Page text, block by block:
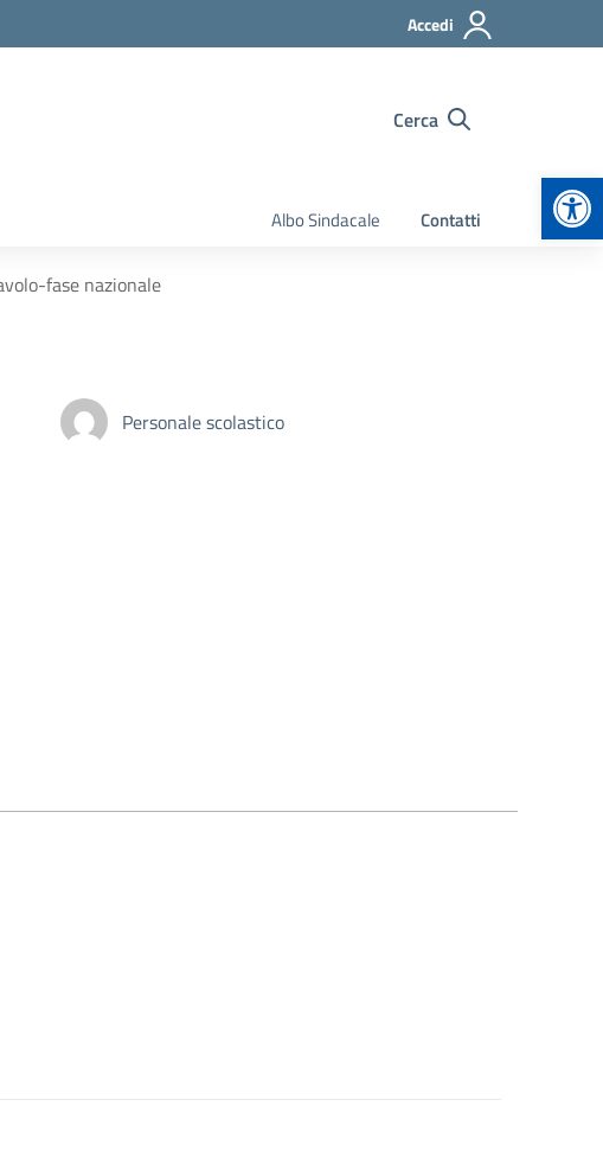
Accedi
Cerca
Albo Sindacale Contatti
fase nazionale
Personale scolastico